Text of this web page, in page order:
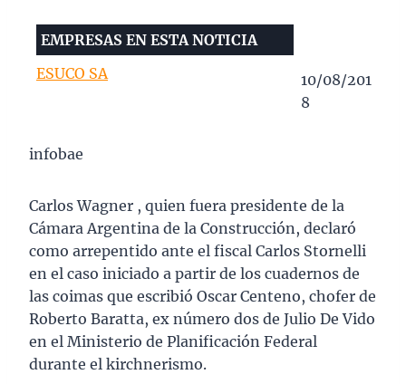
EMPRESAS EN ESTA NOTICIA
ESUCO SA
10/08/201
8
infobae
Carlos Wagner , quien fuera presidente de la
Cámara Argentina de la Construcción, declaró
como arrepentido ante el fiscal Carlos Stornelli
en el caso iniciado a partir de los cuadernos de
las coimas que escribió Oscar Centeno, chofer de
Roberto Baratta, ex número dos de Julio De Vido
en el Ministerio de Planificación Federal
durante el kirchnerismo.